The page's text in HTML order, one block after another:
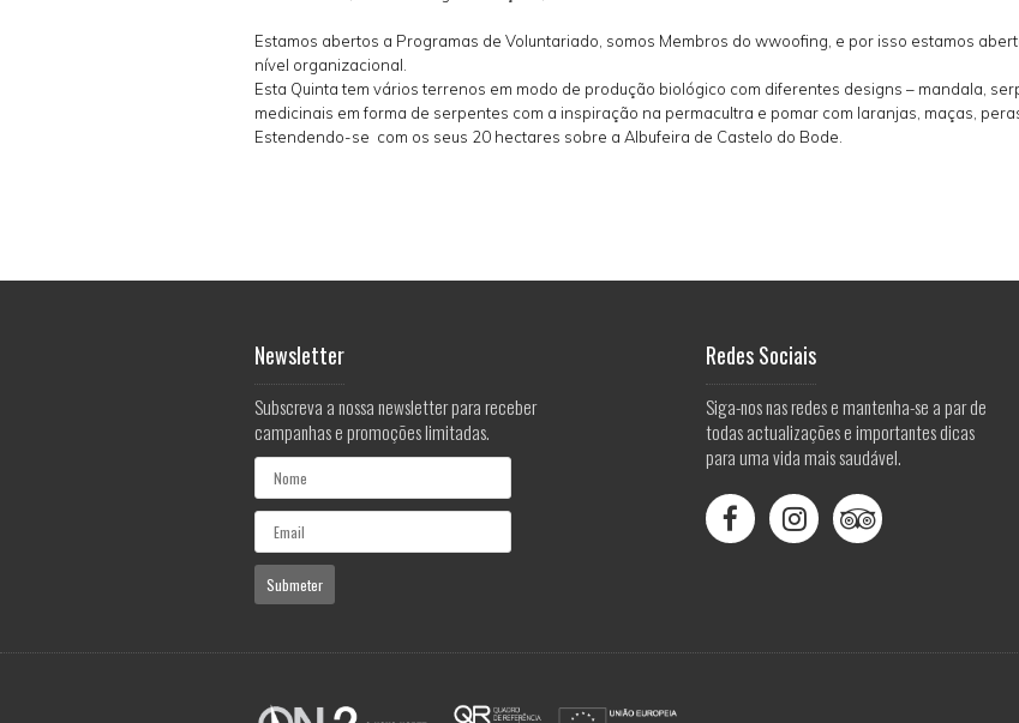
Estamos abertos a Programas de Voluntariado, somos Membros do wwoofing, e por isso estamos
nível organizacional.
Esta Quinta tem vários terrenos em modo de produção biológico com diferentes designs – mandala,
medicinais em forma de serpentes com a inspiração na permacultra e pomar com laranjas, maças,
Estendendo-se com os seus 20 hectares sobre a Albufeira de Castelo do Bode.
Newsletter
Subscreva a nossa newsletter para receber
campanhas e promoções limitadas.
Redes Sociais
Siga-nos nas redes e mantenha-se a par de
todas actualizações e importantes dicas
para uma vida mais saudável.
  